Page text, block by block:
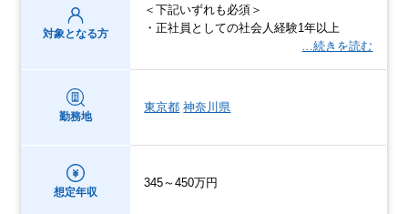
対象となる方
＜下記いずれも必須＞
・正社員としての社会人経験1年以上
…続きを読む
勤務地
東京都 神奈川県
想定年収
345～450万円